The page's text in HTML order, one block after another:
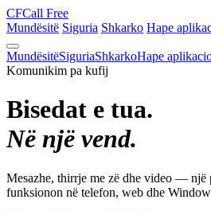
CFCall Free
Mundësitë Siguria Shkarko Hape
MundësitëSiguriaShkarkoHape
Komunikim pa kufij
Bisedat e tua.
Në një vend.
Mesazhe, thirrje me zë dhe video — një
funksionon në telefon, web dhe